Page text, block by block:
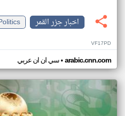
اخبار جزر القمر
VF17PD
سي ان ان عربي• arabic.cnn.com